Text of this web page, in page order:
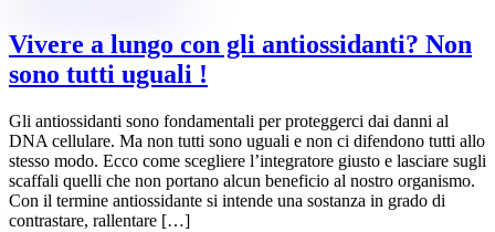
Vivere a lungo con gli antiossidanti? Non
sono tutti uguali !
Gli antiossidanti sono fondamentali per proteggerci dai danni al
DNA cellulare. Ma non tutti sono uguali e non ci difendono tutti allo
stesso modo. Ecco come scegliere l’integratore giusto e lasciare sugli
scaffali quelli che non portano alcun beneficio al nostro organismo.
Con il termine antiossidante si intende una sostanza in grado di
contrastare, rallentare […]